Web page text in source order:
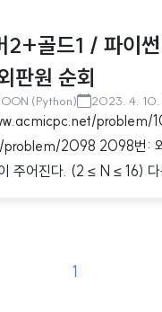
2+골드1 / 파이
원 순회
(Python) 2023. 4.
problem/
2098 2098번: 외
주어진다. (2 ≤ N ≤ 16)
주어진다. (2 ≤ N ≤ 10)
1